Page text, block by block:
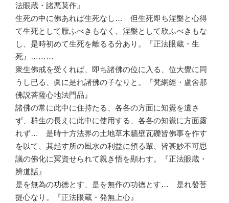
法眼蔵・諸悪莫作』
生死の中に佛あれば生死なし… 但生死即ち涅槃と心得
て生死として厭ふべきもなく、涅槃として欣ふべきもな
し、是時初めて生死を離るる分あり。『正法眼蔵・生
死』………
衆生佛戒を受くれば、即ち諸佛の位に入る、位大覺に同
うし已る、眞に是れ諸佛の子なりと。『梵網經・盧舍那
佛説菩薩心地法門品』
諸佛の常に此中に住持たる、各各の方面に知覺を遺さ
ず、群生の長えに此中に使用する、各各の知覺に方面露
れず… 是時十方法界の土地草木牆壁瓦礫皆佛事を作す
を以て、其起す所の風水の利益に預る輩、皆甚妙不可思
議の佛化に冥資せられて親き悟を顯わす。『正法眼蔵・
辨道話』
是を無為の功徳とす、是を無作の功徳とす… 是れ發菩
提心なり。『正法眼蔵・発無上心』